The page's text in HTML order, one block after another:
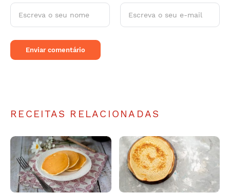
RECEITAS RELACIONADAS